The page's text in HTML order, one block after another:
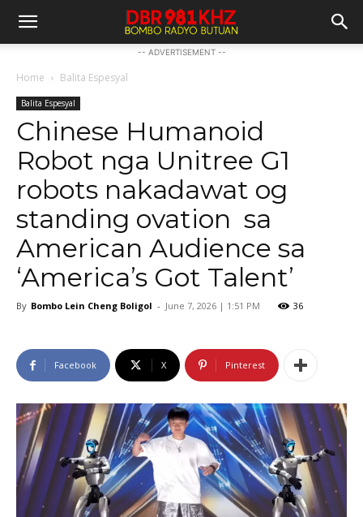
-- ADVERTISEMENT --
Home Balita Espesyal
Balita Espesyal
Chinese Humanoid
Robot nga Unitree G1
robots nakadawat og
standing ovation sa
American Audience sa
‘America’s Got Talent’
By Bombo Lein Cheng Boligol - June 7, 2026 | 1:51 PM 36
Facebook X Pinterest